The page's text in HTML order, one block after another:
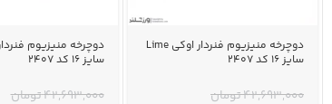
دوچرخه منیزیوم فنردار اوکی Lime
سایز 16 کد 2407
42,693,000تومان
سایز 16 کد 2407
42,693,000تومان